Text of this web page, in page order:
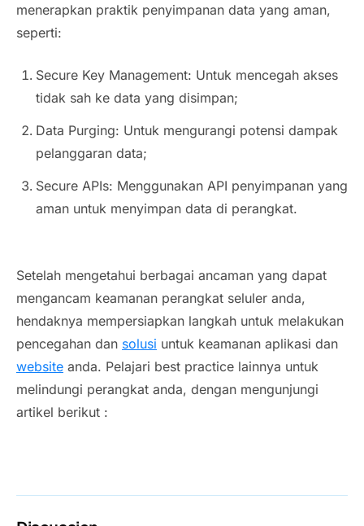
menerapkan praktik penyimpanan data yang aman,
seperti:
Secure Key Management: Untuk mencegah akses
tidak sah ke data yang disimpan;
Data Purging: Untuk mengurangi potensi dampak
pelanggaran data;
Secure APIs: Menggunakan API penyimpanan yang
aman untuk menyimpan data di perangkat.
Setelah mengetahui berbagai ancaman yang dapat
mengancam keamanan perangkat seluler anda,
hendaknya mempersiapkan langkah untuk melakukan
pencegahan dan solusi untuk keamanan aplikasi dan
website anda. Pelajari best practice lainnya untuk
melindungi perangkat anda, dengan mengunjungi
artikel berikut :